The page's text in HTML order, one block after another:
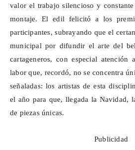
valor el trabajo silencioso y
montaje. El edil felicitó a los
participantes, subrayando que el
municipal por difundir el arte del
cartageneros, con especial atención
labor que, recordó, no se concentra
señaladas: los artistas de esta
el año para que, llegada la Navidad,
de piezas únicas.
Publicidad